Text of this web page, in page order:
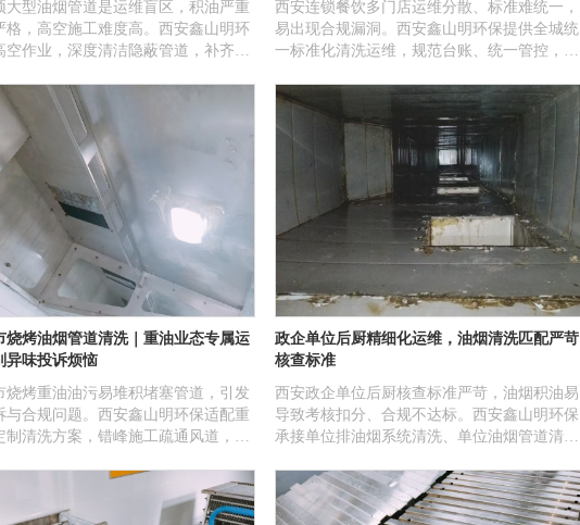
大型油烟管道是运维盲区，积油严重
格，高空施工难度高。西安鑫山明环
空作业，深度清洁隐蔽管道，补齐运
西安连锁餐饮多门店运维分散、标准难统一，
易出现合规漏洞。西安鑫山明环保提供全城统
一标准化清洗运维，规范台账、统一管控，降
烧烤油烟管道清洗｜重油业态专属运
异味投诉烦恼
烧烤重油油污易堆积堵塞管道，引发
与合规问题。西安鑫山明环保适配重
制清洗方案，错峰施工疏通风道，改
政企单位后厨精细化运维，油烟清洗匹配严苛
核查标准
西安政企单位后厨核查标准严苛，油烟积油易
导致考核扣分、合规不达标。西安鑫山明环保
承接单位排油烟系统清洗、单位油烟管道清
洗，合规报备文明施工，精细化作业适配单位
管理。